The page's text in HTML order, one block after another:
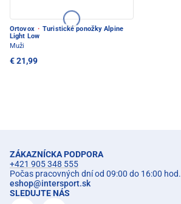
Ortovox · Turistické ponožky Alpine
Light Low
Muži
€ 21,99
ZÁKAZNÍCKA PODPORA
+421 905 348 555
Počas pracovných dní od 09:00 do 16:00 hod.
eshop@intersport.sk
SLEDUJTE NÁS